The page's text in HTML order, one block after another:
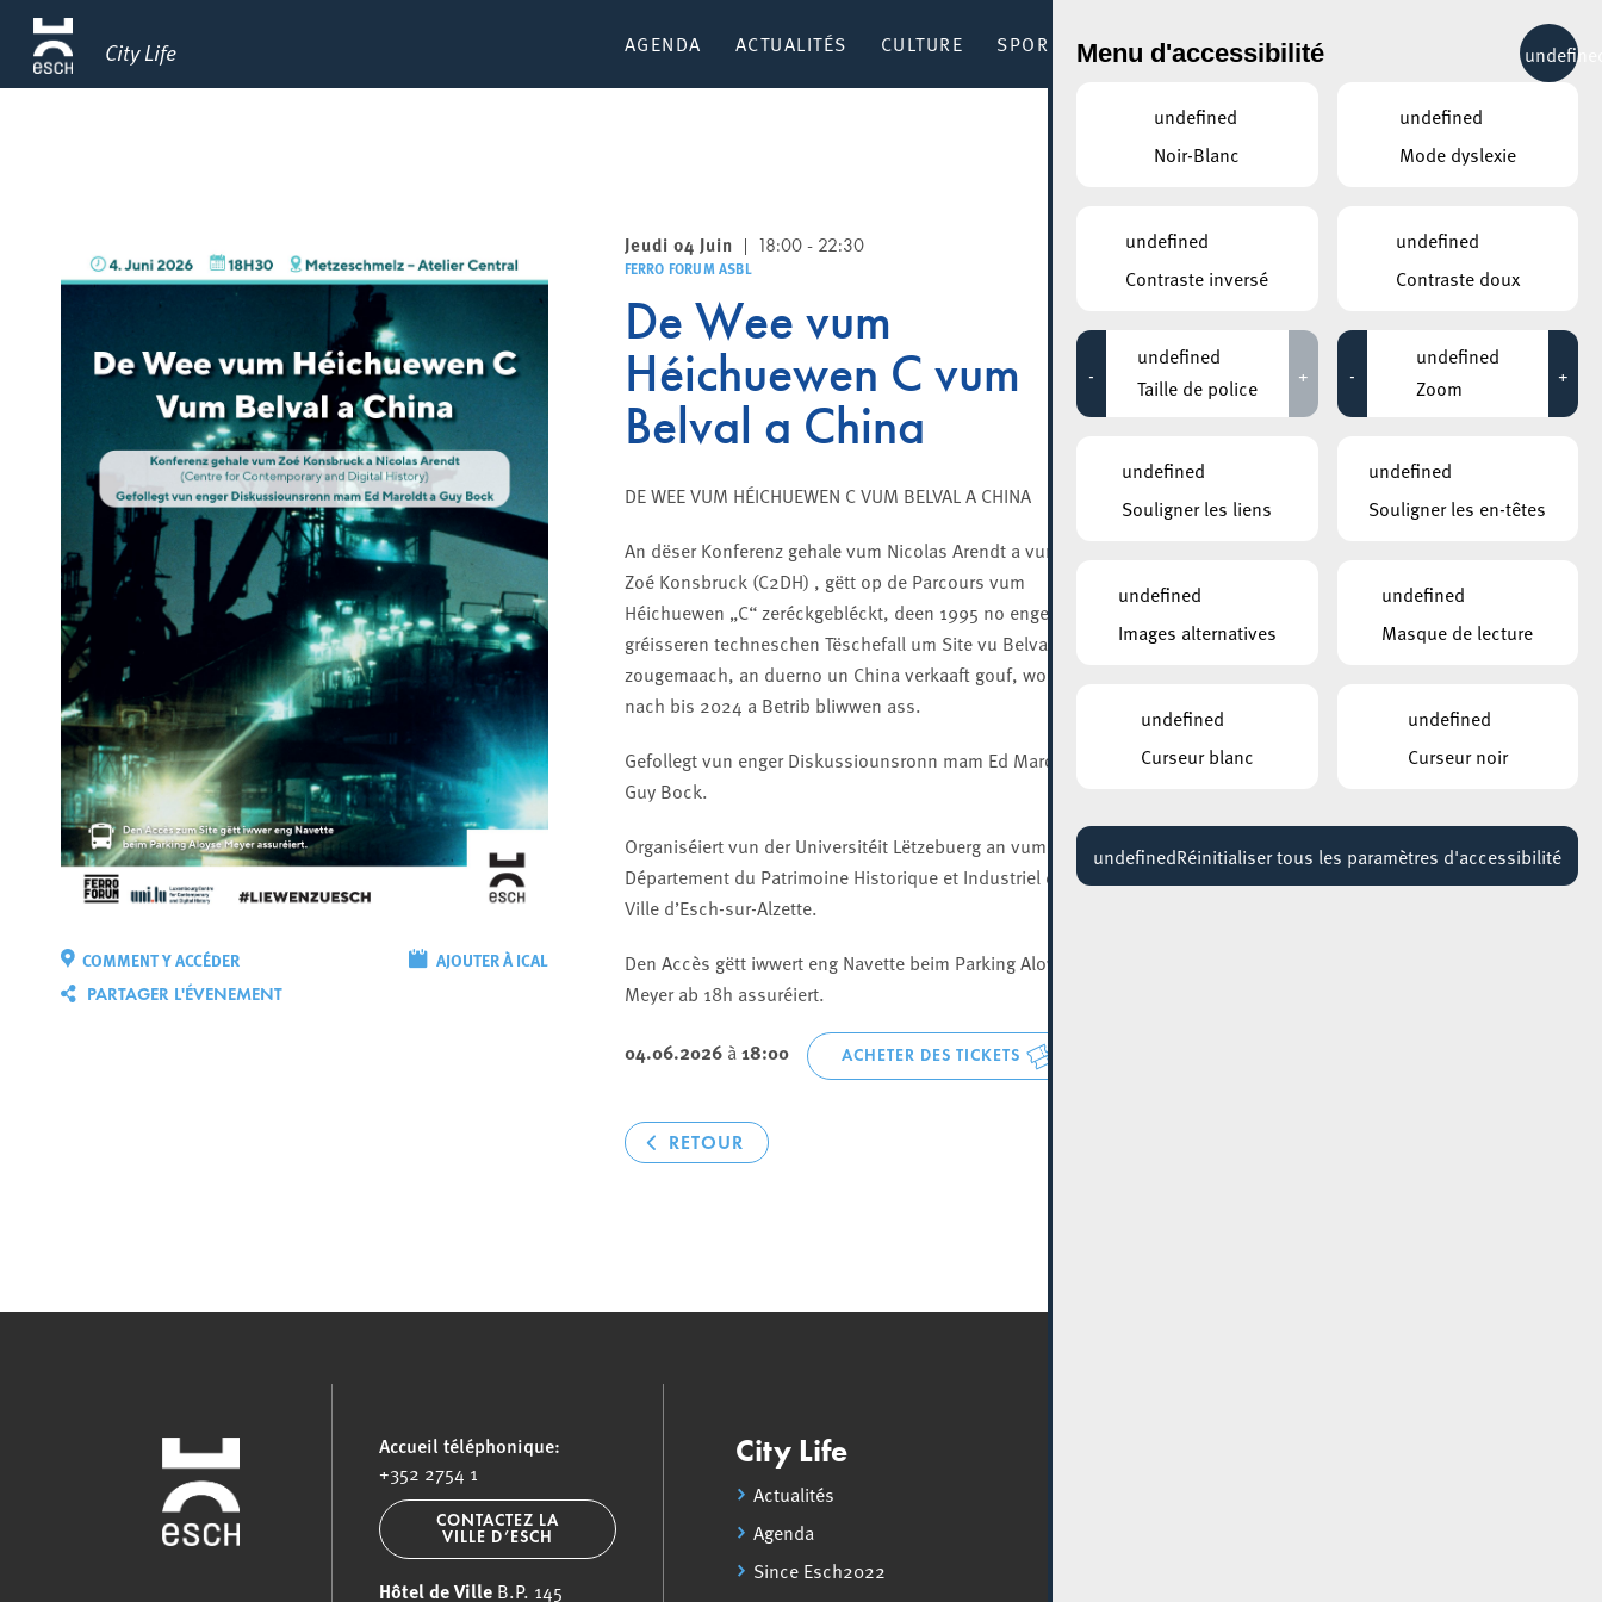
City Life AGENDA ACTUALITÉS CULTURE SPORT & RÉCRÉATION MOBILITÉ
AJOUTER À ICAL
COMMENT Y ACCÉDER
PARTAGER L'ÉVENEMENT
Jeudi 04 Juin 18:00 - 22:30
FERRO FORUM ASBL
De Wee vum
Héichuewen C vum
Belval a China
DE WEE VUM HÉICHUEWEN C VUM BELVAL A CHINA
An dëser Konferenz gehale vum Nicolas Arendt a vun der
Zoé Konsbruck (C2DH) , gëtt op de Parcours vum
Héichuewen „C“ zeréckgebléckt, deen 1995 no engem
gréisseren techneschen Tëschefall um Site vu Belval
zougemaach, an duerno un China verkaaft gouf, wou en
nach bis 2024 a Betrib bliwwen ass.
Gefollegt vun enger Diskussiounsronn mam Ed Maroldt a
Guy Bock.
Organiséiert vun der Universitéit Lëtzebuerg an vum
Département du Patrimoine Historique et Industriel de la
Ville d’Esch-sur-Alzette.
Den Accès gëtt iwwert eng Navette beim Parking Aloyse
Meyer ab 18h assuréiert.
04.06.2026à 18:00 ACHETER DES TICKETS
RETOUR
AUTRES ÉVÉNEMENTS
Grande Braderie à Esch
07:00 - 18:00
RUE DE L’ALZETTE
Escher Fuesent fait la fête
08:00 - 18:00
Accueil téléphonique:
+352 2754 1
CONTACTEZ LA
VILLE D’ESCH
Hôtel de Ville B.P. 145
City Life
Actualités
Agenda
Since Esch2022
13°C
Menu d'accessibilité
undefined
Noir-Blanc
undefined
Mode dyslexie
undefined
Contraste inversé
undefined
Contraste doux
-
undefined
Taille de police
+ -
undefined
Zoom
+
undefined
Souligner les liens
undefined
Souligner les en-têtes
undefined
Images alternatives
undefined
Masque de lecture
undefined
Curseur blanc
undefined
Curseur noir
undefinedRéinitialiser tous les paramètres d'accessibilité